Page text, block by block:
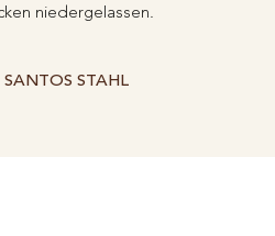
niedergelassen.
SANTOS STAHL